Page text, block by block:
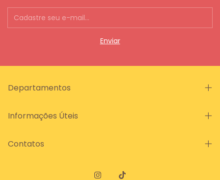
Departamentos
Informações Úteis
Contatos